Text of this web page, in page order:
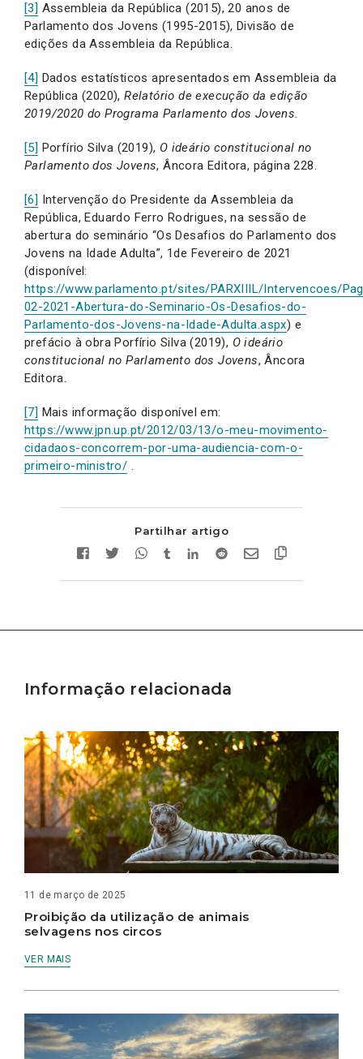
[3] Assembleia da República (2015), 20 anos de
Parlamento dos Jovens (1995-2015), Divisão de
edições da Assembleia da República.
[4] Dados estatísticos apresentados em Assembleia da
República (2020),Relatório de execução da edição
2019/2020 do Programa Parlamento dos Jovens.
[5] Porfírio Silva (2019), O ideário constitucional no
Parlamento dos Jovens, Âncora Editora, página 228.
[6]
Intervenção do Presidente da Assembleia da
República, Eduardo Ferro Rodrigues, na sessão de
abertura do seminário “Os Desafios do Parlamento dos
Jovens na Idade Adulta”, 1de Fevereiro de 2021
(disponível:
https://www.parlamento.pt/sites/PARXIIIL/Intervencoes/
02-2021-Abertura-do-Seminario-Os-Desafios-do-
Parlamento-dos-Jovens-na-Idade-Adulta.aspx) e
prefácio à obra Porfírio Silva (2019), O ideário
constitucional no Parlamento dos Jovens, Âncora
Editora.
[7] Mais informação disponível em:
https://www.jpn.up.pt/2012/03/13/o-meu-movimento-
cidadaos-concorrem-por-uma-audiencia-com-o-
primeiro-ministro/ .
Partilhar artigo
Informação relacionada
11 de março de 2025
Proibição da utilização de animais
selvagens nos circos
VER MAIS